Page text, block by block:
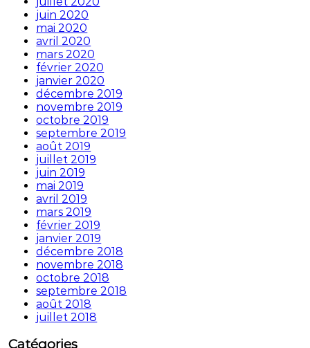
juin 2020
mai 2020
avril 2020
mars 2020
février 2020
janvier 2020
décembre 2019
novembre 2019
octobre 2019
septembre 2019
août 2019
juillet 2019
juin 2019
mai 2019
avril 2019
mars 2019
février 2019
janvier 2019
décembre 2018
novembre 2018
octobre 2018
septembre 2018
août 2018
juillet 2018
Catégories